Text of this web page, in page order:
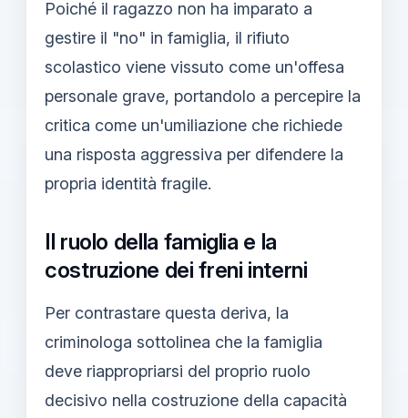
Poiché il ragazzo non ha imparato a
gestire il "no" in famiglia, il rifiuto
scolastico viene vissuto come un'offesa
personale grave, portandolo a percepire la
critica come un'umiliazione che richiede
una risposta aggressiva per difendere la
propria identità fragile.
Il ruolo della famiglia e la
costruzione dei freni interni
Per contrastare questa deriva, la
criminologa sottolinea che la famiglia
deve riappropriarsi del proprio ruolo
decisivo nella costruzione della capacità